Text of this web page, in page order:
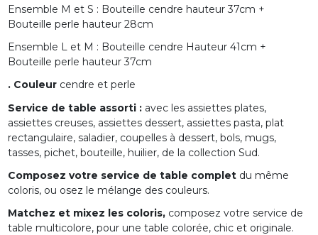
Ensemble M et S : Bouteille cendre hauteur 37cm +
Bouteille perle hauteur 28cm
Ensemble L et M : Bouteille cendre Hauteur 41cm +
Bouteille perle hauteur 37cm
. Couleur cendre et perle
Service de table assorti :avec les assiettes plates,
assiettes creuses, assiettes dessert, assiettes pasta, plat
rectangulaire, saladier, coupelles à dessert, bols, mugs,
tasses, pichet, bouteille, huilier, de la collection Sud.
Composez votre service de table completdu même
coloris, ou osez le mélange des couleurs.
Matchez et mixez les coloris,composez votre service de
table multicolore, pour une table colorée, chic et originale.